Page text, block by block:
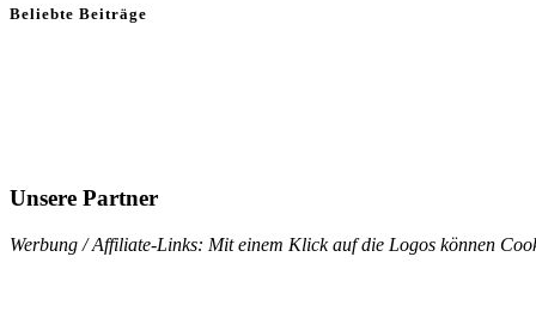
Beliebte Beiträge
Unsere Partner
Werbung / Affiliate-Links: Mit einem Klick auf die Logos können